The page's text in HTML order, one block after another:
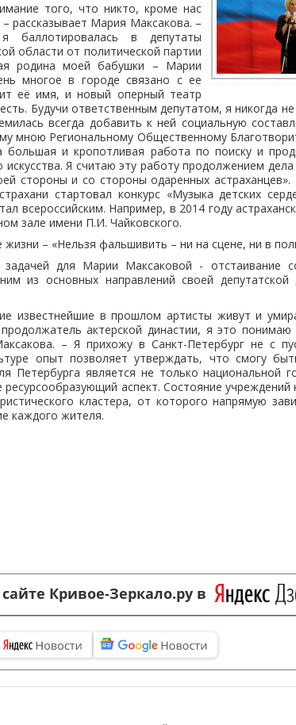
того, что никто, кроме нас
рассказывает Мария Максакова. –
в депутаты
области от политической партии
родина моей бабушки – Марии
многое в городе связано с ее
её имя, и новый оперный театр
Будучи ответственным депутатом, я никогда
всегда добавить к ней социальную
мною Региональному Общественному
и кропотливая работа по поиску и
искусства. Я считаю эту работу продолжением
стороны и со стороны одаренных астраханцев».
стартовал конкурс «Музыка детских
всероссийским. Например, в 2014 году
зале имени П.И. Чайковского.
– «Нельзя фальшивить – ни на сцене, ни в
задачей для Марии Максаковой - отстаивание
из основных направлений своей депутатской
известнейшие в прошлом артисты живут и
актерской династии, я это понимаю
– Я прихожу в Санкт-Петербург не с
опыт позволяет утверждать, что смогу
Петербурга является не только национальной
аспект. Состояние учреждений
кластера, от которого напрямую
каждого жителя.
Кривое-Зеркало.ру в